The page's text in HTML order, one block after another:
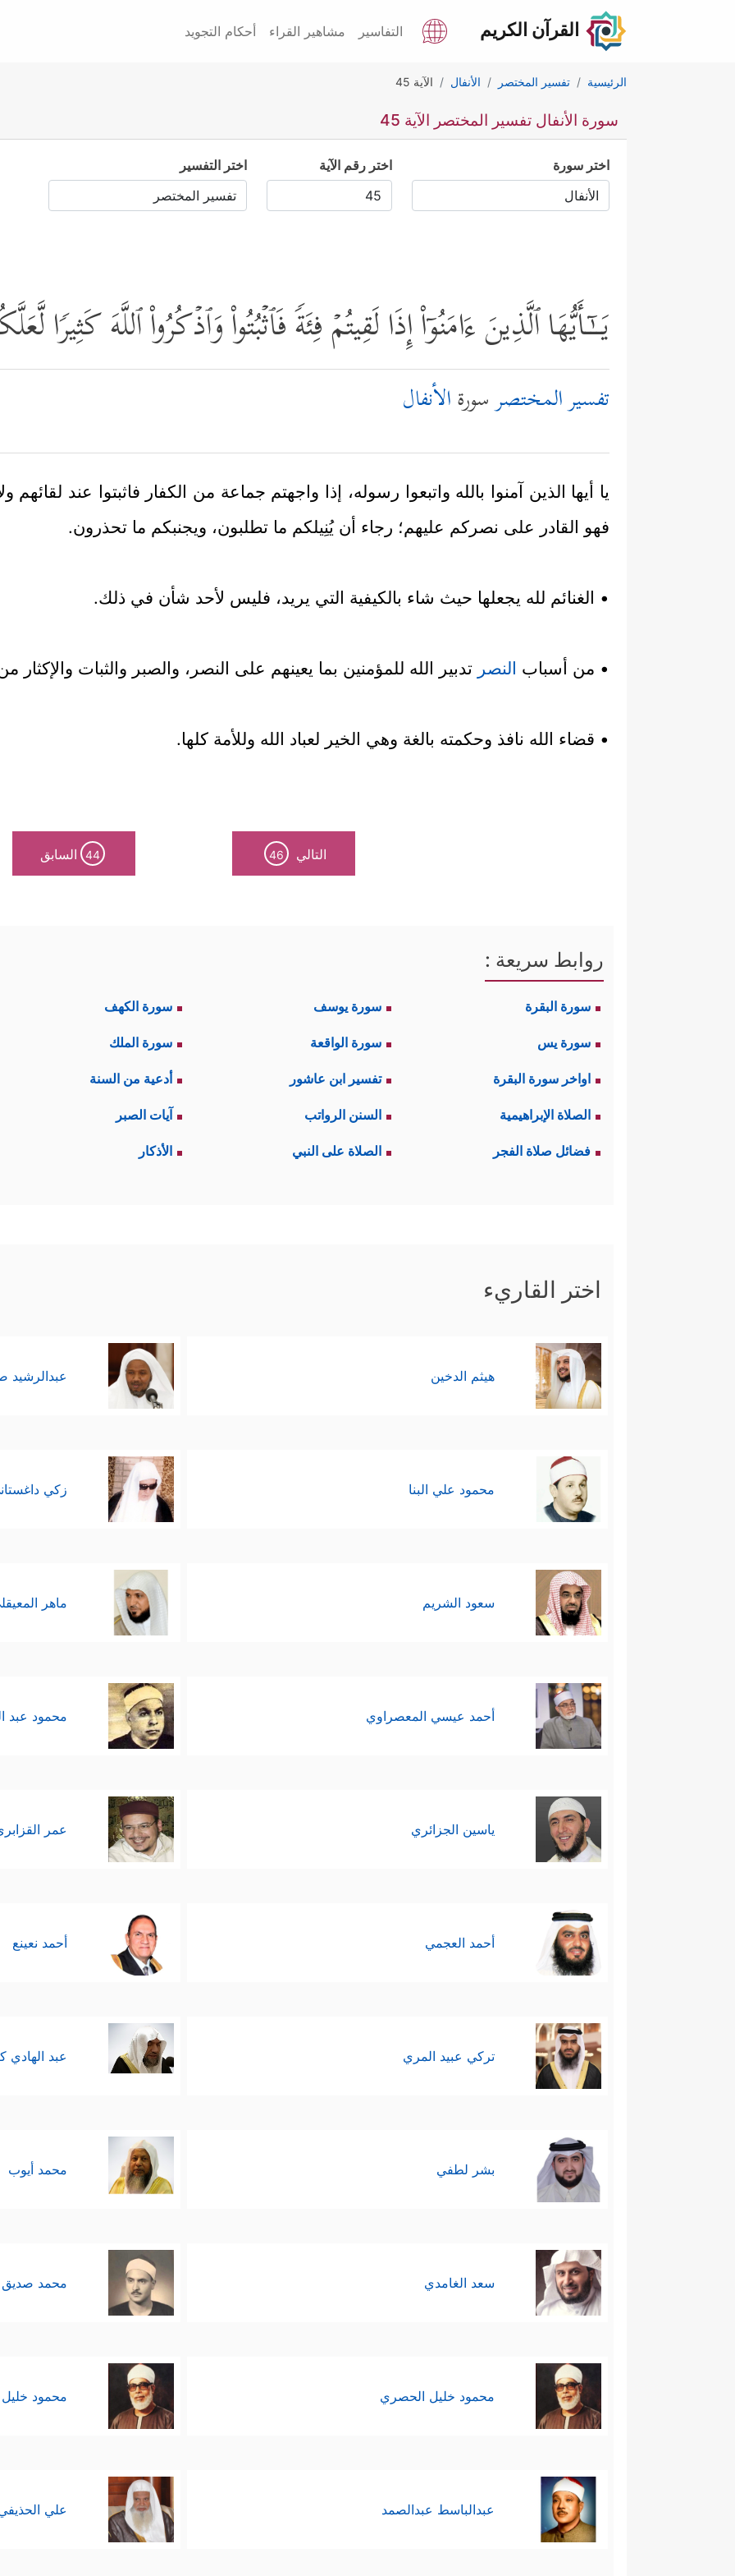
القرآن الكريم التفاسير مشاهير القراء أحكام التجويد
الرئيسية تفسير المختصر الأنفال الآية 45
سورة الأنفال تفسير المختصر الآية 45
اختر سورة اختر رقم الآية اختر التفسير
یَــٰۤـأَیُّهَا ٱلَّذِینَ ءَامَنُوۤاْ إِذَا لَقِیتُمۡ فِئَةࣰ فَٱثۡبُتُواْ وَٱذۡكُرُواْ ٱللَّهَ كَثِیرࣰا
تفسير المختصرسورةالأنفال
يا أيها الذين آمنوا بالله واتبعوا رسوله، إذا واجهتم جماعة من الكفار فاثبتوا عند لقائهم
فهو القادر على نصركم عليهم؛ رجاء أن يُنِيلكم ما تطلبون، ويجنبكم ما تحذرون.
• الغنائم لله يجعلها حيث شاء بالكيفية التي يريد، فليس لأحد شأن في ذلك.
• من أسباب النصر تدبير الله للمؤمنين بما يعينهم على النصر، والصبر والثبات والإكثار
• قضاء الله نافذ وحكمته بالغة وهي الخير لعباد الله وللأمة كلها.
التالي 46
44 السابق
روابط سريعة :
سورة البقرة سورة يوسف سورة الكهف
سورة يس سورة الواقعة سورة الملك
اواخر سورة البقرة تفسير ابن عاشور أدعية من السنة
الصلاة الإبراهيمية السنن الرواتب آيات الصبر
فضائل صلاة الفجر الصلاة على النبي الأذكار
اختر القاريء
هيثم الدخين عبدالرشيد
محمود علي البنا زكي
سعود الشريم ماهر
أحمد عيسي المعصراوي محمود عبد
ياسين الجزائري عمر
أحمد العجمي أحمد نعينع
تركي عبيد المري عبد الهادي
بشر لطفي محمد أيوب
سعد الغامدي محمد صديق
محمود خليل الحصري محمود
عبدالباسط عبدالصمد علي